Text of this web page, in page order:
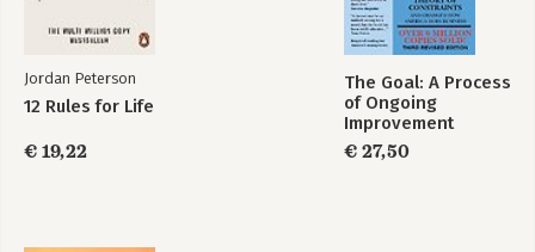
Jordan Peterson
12 Rules for Life
€ 19,22
The Goal: A Process
of Ongoing
Improvement
€ 27,50